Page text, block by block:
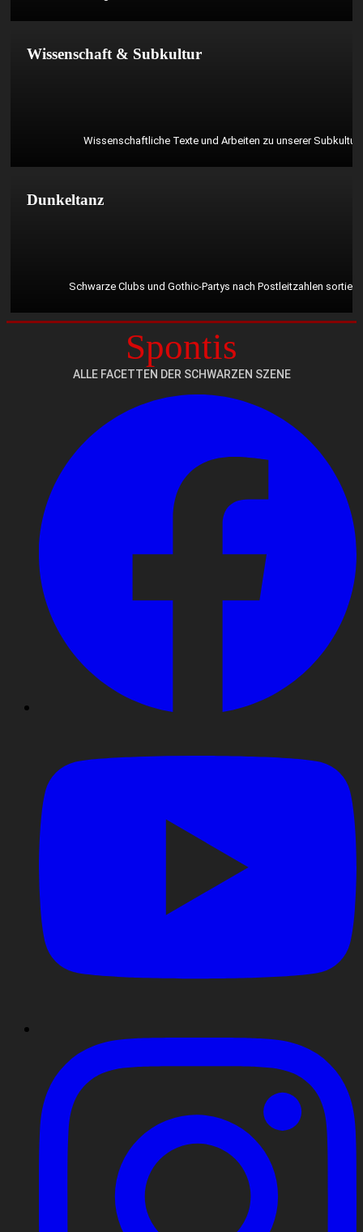
Mehr erfahren?
Wissenschaft & Subkultur
Wissenschaftliche Texte und Arbeiten zu unserer Subkultur
Dunkeltanz
Schwarze Clubs und Gothic-Partys nach Postleitzahlen sortiert
Mehr erfahren?Spontis
ALLE FACETTEN DER SCHWARZEN SZENE